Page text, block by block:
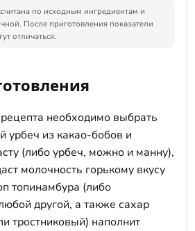
по исходным ингредиентам и
После приготовления показатели
отличаться.
необходимо выбрать
урбеч из какао-бобов и
(либо урбеч, можно и манну),
молочность горькому вкусу
топинамбура (либо
другой, а также сахар
тростниковый) наполнит